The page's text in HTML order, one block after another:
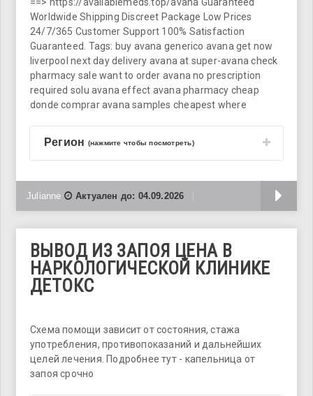
Worldwide Shipping Discreet Package Low Prices
24/7/365 Customer Support 100% Satisfaction
Guaranteed. Tags: buy avana generico avana get now
liverpool next day delivery avana at super-avana check
pharmacy sale want to order avana no prescription
required solu avana effect avana pharmacy cheap
donde comprar avana samples cheapest where
Регион (нажмите чтобы посмотреть)
Julianne Актуален до: 04.09.2026
ВЫВОД ИЗ ЗАПОЯ ЦЕНА В
НАРКОЛОГИЧЕСКОЙ КЛИНИКЕ
ДЕТОКС
Схема помощи зависит от состояния, стажа
употребления, противопоказаний и дальнейших
целей лечения. Подробнее тут - капельница от
запоя срочно